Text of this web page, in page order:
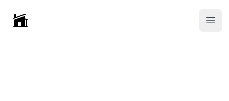
Selvmægler